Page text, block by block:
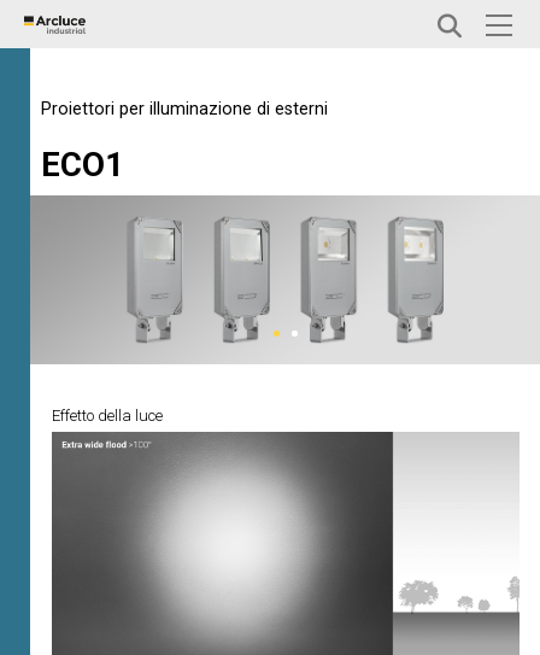
Proiettori per illuminazione di esterni
ECO1
Effetto della luce